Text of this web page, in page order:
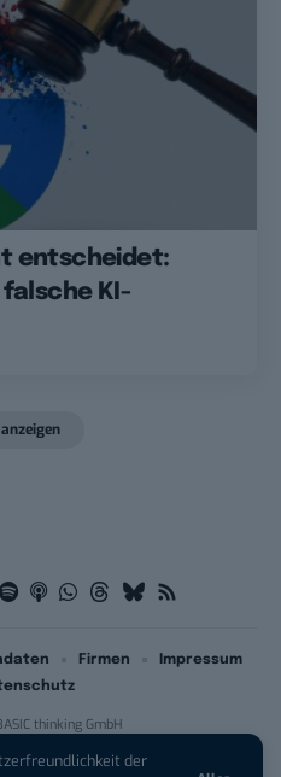
der
entscheidet:
KI-
thinking GmbH
Firmen
Impressum